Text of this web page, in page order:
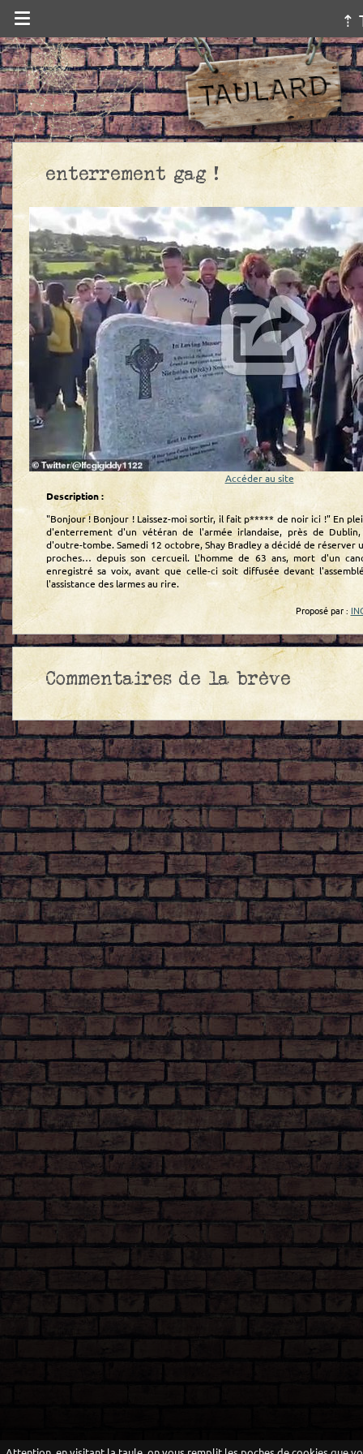
⇡
enterrement gag !
Accéder au site
Description :
"Bonjour ! Bonjour ! Laissez-moi sortir, il fait p***** de noir ici !" En
d'enterrement d'un vétéran de l'armée irlandaise, près de
d'outre-tombe. Samedi 12 octobre, Shay Bradley a décidé de réserver
proches… depuis son cercueil. L'homme de 63 ans, mort d'un
enregistré sa voix, avant que celle-ci soit diffusée devant
l'assistance des larmes au rire.
Proposé par :
Commentaires de la brève